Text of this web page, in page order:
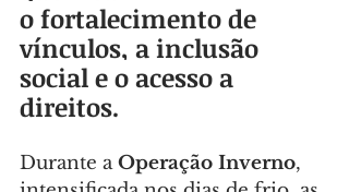
o fortalecimento de
vínculos, a inclusão
social e o acesso a
direitos.
Durante a Operação Inverno,